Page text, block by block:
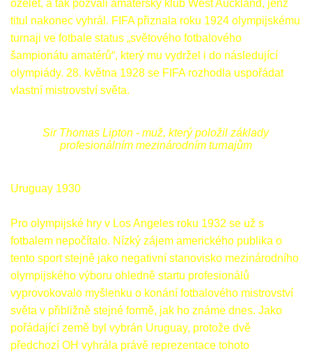
oželet, a tak pozvali amatérský klub West Auckland, jenž
titul nakonec vyhrál. FIFA přiznala roku 1924 olympijskému
turnaji ve fotbale status „světového fotbalového
šampionátu amatérů“, který mu vydržel i do následující
olympiády. 28. května 1928 se FIFA rozhodla uspořádat
vlastní mistrovství světa.
Sir Thomas Lipton - muž, který položil základy
profesionálním mezinárodním turnajům
Uruguay 1930
Pro olympijské hry v Los Angeles roku 1932 se už s
fotbalem nepočítalo. Nízký zájem amerického publika o
tento sport stejně jako negativní stanovisko mezinárodního
olympijského výboru ohledně startu profesionálů
vyprovokovalo myšlenku o konání fotbalového mistrovství
světa v přibližně stejné formě, jak ho známe dnes. Jako
pořádající země byl vybrán Uruguay, protože dvě
předchozí OH vyhrála právě reprezentace tohoto